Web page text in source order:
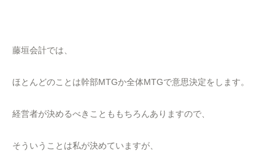
藤垣会計では、
ほとんどのことは幹部MTGか全体MTGで意思決定をします。
経営者が決めるべきことももちろんありますので、
そういうことは私が決めていますが、